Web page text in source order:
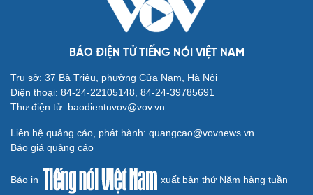
BÁO ĐIỆN TỬ TIẾNG NÓI VIỆT NAM
Trụ sở: 37 Bà Triệu, phường Cửa Nam, Hà Nội
Điện thoại: 84-24-22105148, 84-24-39785691
Thư điện tử: baodientuvov@vov.vn
Liên hệ quảng cáo, phát hành: quangcao@vovnews.vn
Báo giá quảng cáo
Báo in xuất bản thứ Năm hàng tuần